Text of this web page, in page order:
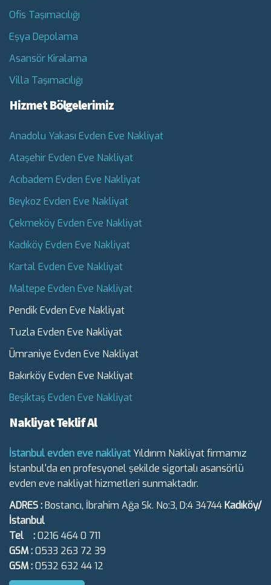
Ofis Taşımacılığı
Eşya Depolama
Asansör Kiralama
Villa Taşımacılığı
Hizmet Bölgelerimiz
Anadolu Yakası Evden Eve Nakliyat
Ataşehir Evden Eve Nakliyat
Acıbadem Evden Eve Nakliyat
Beykoz Evden Eve Nakliyat
Çekmeköy Evden Eve Nakliyat
Kadıköy Evden Eve Nakliyat
Kartal Evden Eve Nakliyat
Maltepe Evden Eve Nakliyat
Pendik Evden Eve Nakliyat
Tuzla Evden Eve Nakliyat
Ümraniye Evden Eve Nakliyat
Bakırköy Evden Eve Nakliyat
Beşiktaş Evden Eve Nakliyat
Nakliyat Teklif Al
İstanbul evden eve nakliyat Yıldırım Nakliyat firmamız
İstanbul'da en profesyonel şekilde sigortalı asansörlü
evden eve nakliyat hizmetleri sunmaktadır.
ADRES :Bostancı, İbrahim Ağa Sk. No:3, D:4 34744Kadıköy/
İstanbul
Tel :0216 464 0 711
GSM :0533 263 72 39
GSM :0532 632 44 12